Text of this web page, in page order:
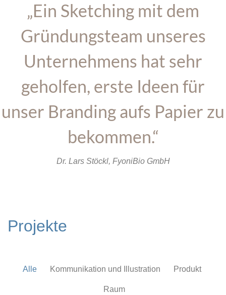
„Ein Sketching mit dem
Gründungsteam unseres
Unternehmens hat sehr
geholfen, erste Ideen für
unser Branding aufs Papier zu
bekommen.“
Dr. Lars Stöckl, FyoniBio GmbH
Projekte
Alle Kommunikation und Illustration Produkt
Raum